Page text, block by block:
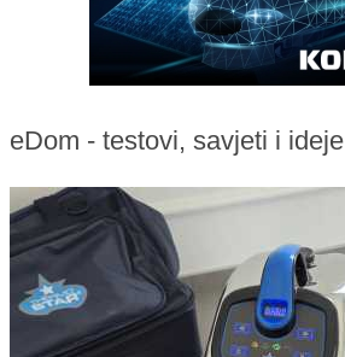
eDom - testovi, savjeti i ideje